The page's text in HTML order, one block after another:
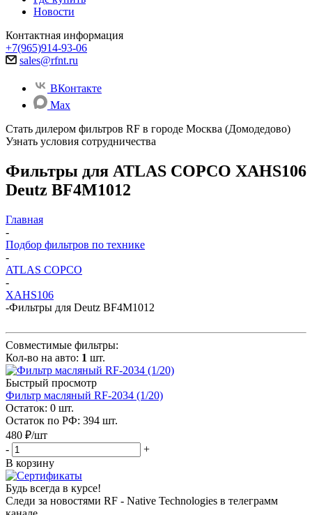
Новости
Контактная информация
+7(965)914-93-06
sales@rfnt.ru
ВКонтакте
Max
Стать дилером фильтров RF в городе Москва (Домодедово)
Узнать условия сотрудничества
Фильтры для ATLAS COPCO XAHS106
Deutz BF4M1012
Главная
-
Подбор фильтров по технике
-
ATLAS COPCO
-
XAHS106
-Фильтры для Deutz BF4M1012
Совместимые фильтры:
Кол-во на авто: 1 шт.
Быстрый просмотр
Фильтр масляный RF-2034 (1/20)
Остаток: 0 шт.
Остаток по РФ: 394 шт.
480 ₽/шт
-
+
В корзину
Будь всегда в курсе!
Следи за новостями RF - Native Technologies в телеграмм